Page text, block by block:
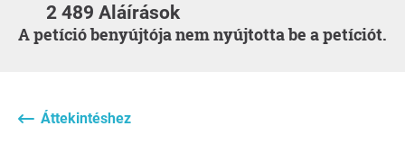
2 489 Aláírások
A petíció benyújtója nem nyújtotta be a petíciót.
Áttekintéshez